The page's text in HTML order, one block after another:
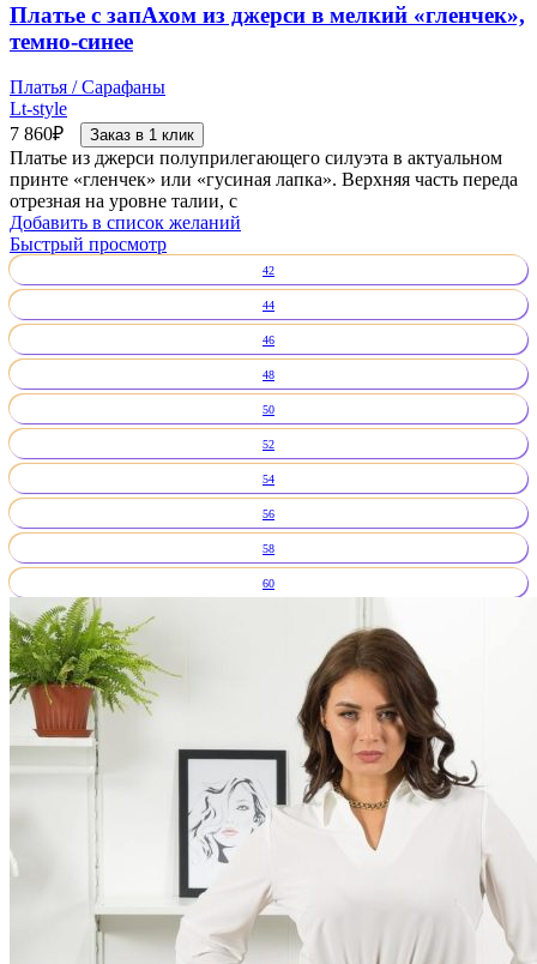
Платье с запАхом из джерси в мелкий «гленчек»,
темно-синее
Платья / Сарафаны
Lt-style
7 860₽ Заказ в 1 клик
Платье из джерси полуприлегающего силуэта в актуальном
принте «гленчек» или «гусиная лапка». Верхняя часть переда
отрезная на уровне талии, с
Добавить в список желаний
Быстрый просмотр
42
44
46
48
50
52
54
56
58
60